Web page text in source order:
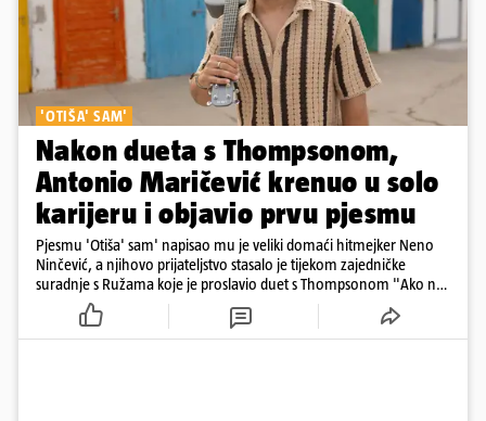
'OTIŠA' SAM'
Nakon dueta s Thompsonom,
Antonio Maričević krenuo u solo
karijeru i objavio prvu pjesmu
Pjesmu 'Otiša' sam' napisao mu je veliki domaći hitmejker Neno
Ninčević, a njihovo prijateljstvo stasalo je tijekom zajedničke
suradnje s Ružama koje je proslavio duet s Thompsonom "Ako ne
znaš što je bilo"